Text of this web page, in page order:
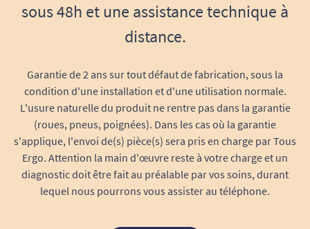
sous 48h et une assistance technique à
distance.
Garantie de 2 ans sur tout défaut de fabrication, sous la
condition d'une installation et d'une utilisation normale.
L'usure naturelle du produit ne rentre pas dans la garantie
(roues, pneus, poignées). Dans les cas où la garantie
s'applique, l'envoi de(s) pièce(s) sera pris en charge par Tous
Ergo. Attention la main d'œuvre reste à votre charge et un
diagnostic doit être fait au préalable par vos soins, durant
lequel nous pourrons vous assister au téléphone.